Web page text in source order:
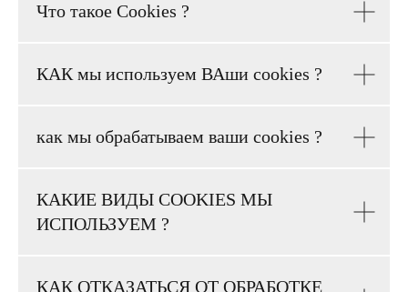
Что такое Сookies ?
КАК мы используем ВАши cookies ?
как мы обрабатываем ваши cookies ?
КАКИЕ ВИДЫ COOKIES МЫ
ИСПОЛЬЗУЕМ ?
КАК ОТКАЗАТЬСЯ ОТ ОБРАБОТКЕ